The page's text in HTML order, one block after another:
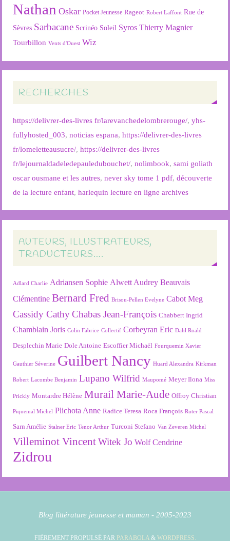
Nathan Oskar Pocket Jeunesse Rageot Robert Laffont Rue de
Sèvres Sarbacane Scrinéo Soleil Syros Thierry Magnier
Tourbillon Vents d'Ouest Wiz
RECHERCHES
https://delivrer-des-livres fr/larevanchedelombrerouge/,yhs-
fullyhosted_003,noticias espana,https://delivrer-des-livres
fr/lomeletteausucre/,https://delivrer-des-livres
fr/lejournaldadeledepauledubouchet/,nolimbook,sami goliath
oscar ousmane et les autres,never sky tome 1 pdf,découverte
de la lecture enfant,harlequin lecture en ligne archives
AUTEURS, ILLUSTRATEURS,
TRADUCTEURS….
Adlard Charlie Adriansen Sophie Alwett Audrey Beauvais
Clémentine Bernard Fred Brisou-Pellen Evelyne Cabot Meg
Cassidy Cathy Chabas Jean-François Chabbert Ingrid
Chamblain Joris Colin Fabrice Collectif Corbeyran Eric Dahl Roald
Desplechin Marie Dole Antoine Escoffier Michaël Fourquemin Xavier
Gauthier Séverine Guilbert Nancy Huard Alexandra Kirkman
Robert Lacombe Benjamin Lupano Wilfrid Maupomé Meyer Ilona Miss
Prickly Montardre Hélène Murail Marie-Aude Offroy Christian
Piquemal Michel Plichota Anne Radice Teresa Roca François Ruter Pascal
Sarn Amélie Stalner Eric Tenor Arthur Turconi Stefano Van Zeveren Michel
Villeminot Vincent Witek Jo Wolf Cendrine
Zidrou
Blog littérature jeunesse et maman - 2005-2023
FIÈREMENT PROPULSÉ PAR PARABOLA & WORDPRESS.